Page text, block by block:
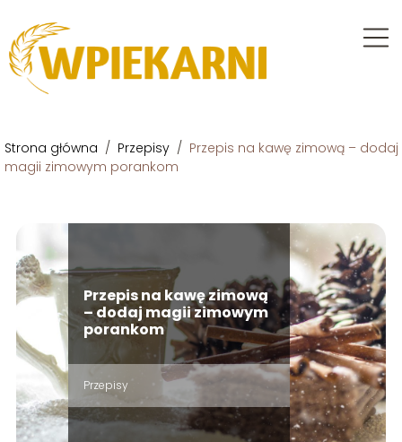
Strona główna / Przepisy / Przepis na kawę zimową – dodaj
magii zimowym porankom
Przepis na kawę zimową
– dodaj magii zimowym
porankom
Przepisy